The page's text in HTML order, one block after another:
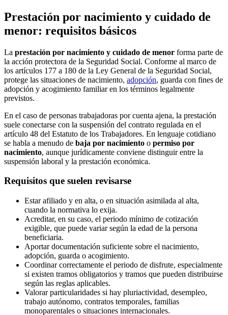
Prestación por nacimiento y cuidado de
menor: requisitos básicos
La prestación por nacimiento y cuidado de menor forma parte de
la acción protectora de la Seguridad Social. Conforme al marco de
los artículos 177 a 180 de la Ley General de la Seguridad Social,
protege las situaciones de nacimiento, adopción, guarda con fines de
adopción y acogimiento familiar en los términos legalmente
previstos.
En el caso de personas trabajadoras por cuenta ajena, la prestación
suele conectarse con la suspensión del contrato regulada en el
artículo 48 del Estatuto de los Trabajadores. En lenguaje cotidiano
se habla a menudo de baja por nacimiento o permiso por
nacimiento, aunque jurídicamente conviene distinguir entre la
suspensión laboral y la prestación económica.
Requisitos que suelen revisarse
Estar afiliado y en alta, o en situación asimilada al alta,
cuando la normativa lo exija.
Acreditar, en su caso, el periodo mínimo de cotización
exigible, que puede variar según la edad de la persona
beneficiaria.
Aportar documentación suficiente sobre el nacimiento,
adopción, guarda o acogimiento.
Coordinar correctamente el periodo de disfrute, especialmente
si existen tramos obligatorios y tramos que pueden distribuirse
según las reglas aplicables.
Valorar particularidades si hay pluriactividad, desempleo,
trabajo autónomo, contratos temporales, familias
monoparentales o situaciones internacionales.